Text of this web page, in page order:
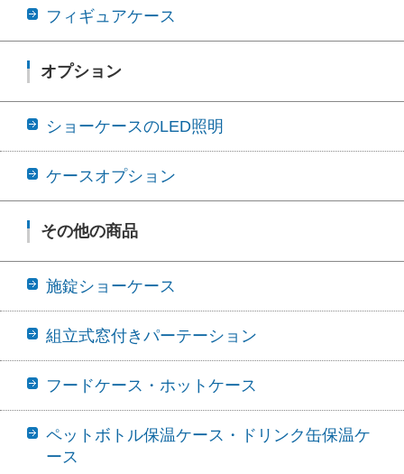
フィギュアケース
オプション
ショーケースのLED照明
ケースオプション
その他の商品
施錠ショーケース
組立式窓付きパーテーション
フードケース・ホットケース
ペットボトル保温ケース・ドリンク缶保温ケ
ース